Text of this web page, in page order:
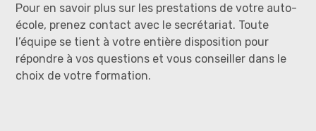
Pour en savoir plus sur les prestations de votre auto-
école, prenez contact avec le secrétariat. Toute
l’équipe se tient à votre entière disposition pour
répondre à vos questions et vous conseiller dans le
choix de votre formation.